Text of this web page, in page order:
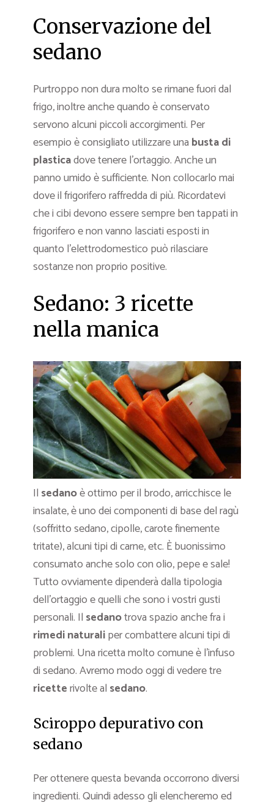
Conservazione del
sedano
Purtroppo non dura molto se rimane fuori dal
frigo, inoltre anche quando è conservato
servono alcuni piccoli accorgimenti. Per
esempio è consigliato utilizzare una busta di
plasticadove tenere l’ortaggio. Anche un
panno umido è sufficiente. Non collocarlo mai
dove il frigorifero raffredda di più. Ricordatevi
che i cibi devono essere sempre ben tappati in
frigorifero e non vanno lasciati esposti in
quanto l’elettrodomestico può rilasciare
sostanze non proprio positive.
Sedano: 3 ricette
nella manica
Il sedanoè ottimo per il brodo, arricchisce le
insalate, è uno dei componenti di base del ragù
(soffritto sedano, cipolle, carote finemente
tritate), alcuni tipi di carne, etc. È buonissimo
consumato anche solo con olio, pepe e sale!
Tutto ovviamente dipenderà dalla tipologia
dell’ortaggio e quelli che sono i vostri gusti
personali. Il sedanotrova spazio anche fra i
rimedi naturaliper combattere alcuni tipi di
problemi. Una ricetta molto comune è l’infuso
di sedano. Avremo modo oggi di vedere tre
ricetterivolte al sedano.
Sciroppo depurativo con
sedano
Per ottenere questa bevanda occorrono diversi
ingredienti. Quindi adesso gli elencheremo ed